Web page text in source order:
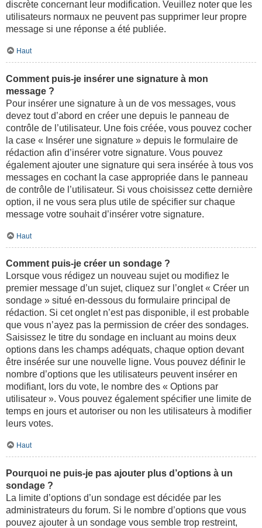
discrète concernant leur modification. Veuillez noter que les
utilisateurs normaux ne peuvent pas supprimer leur propre
message si une réponse a été publiée.
Haut
Comment puis-je insérer une signature à mon
message ?
Pour insérer une signature à un de vos messages, vous
devez tout d’abord en créer une depuis le panneau de
contrôle de l’utilisateur. Une fois créée, vous pouvez cocher
la case « Insérer une signature » depuis le formulaire de
rédaction afin d’insérer votre signature. Vous pouvez
également ajouter une signature qui sera insérée à tous vos
messages en cochant la case appropriée dans le panneau
de contrôle de l’utilisateur. Si vous choisissez cette dernière
option, il ne vous sera plus utile de spécifier sur chaque
message votre souhait d’insérer votre signature.
Haut
Comment puis-je créer un sondage ?
Lorsque vous rédigez un nouveau sujet ou modifiez le
premier message d’un sujet, cliquez sur l’onglet « Créer un
sondage » situé en-dessous du formulaire principal de
rédaction. Si cet onglet n’est pas disponible, il est probable
que vous n’ayez pas la permission de créer des sondages.
Saisissez le titre du sondage en incluant au moins deux
options dans les champs adéquats, chaque option devant
être insérée sur une nouvelle ligne. Vous pouvez définir le
nombre d’options que les utilisateurs peuvent insérer en
modifiant, lors du vote, le nombre des « Options par
utilisateur ». Vous pouvez également spécifier une limite de
temps en jours et autoriser ou non les utilisateurs à modifier
leurs votes.
Haut
Pourquoi ne puis-je pas ajouter plus d’options à un
sondage ?
La limite d’options d’un sondage est décidée par les
administrateurs du forum. Si le nombre d’options que vous
pouvez ajouter à un sondage vous semble trop restreint,